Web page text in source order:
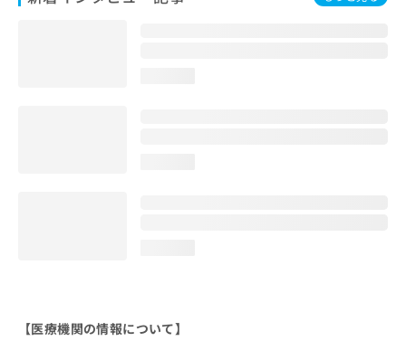
【医療機関の情報について】